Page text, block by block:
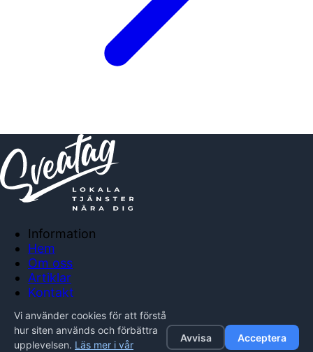
Information
Hem
Om oss
Artiklar
Kontakt
Integritetspolicy
Vi använder cookies för att förstå
hur siten används och förbättra
upplevelsen. Läs mer i vår
Avvisa Acceptera